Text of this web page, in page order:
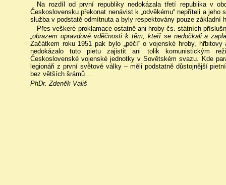
Na rozdíl od první republiky nedokázala třetí republika v
Československu překonat nenávist k „odvěkému“ nepříteli a
služba v podstatě odmítnuta a byly respektovány pouze základní
Přes veškeré proklamace ostatně ani hroby čs. státních
„obrazem opravdové vděčnosti k těm, kteří se nedočkali a
Začátkem roku 1951 pak bylo „péčí“ o vojenské hroby,
nedokázalo tuto pietu zajistit ani tolik komunistickým
Československé vojenské jednotky v Sovětském svazu. Kde
legionáři z první světové války – měli podstatně důstojnější
bez větších šrámů…
PhDr. Zdeněk Vališ